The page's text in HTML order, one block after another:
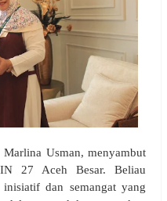
Usman, menyambut
27 Aceh Besar. Beliau
dan semangat yang